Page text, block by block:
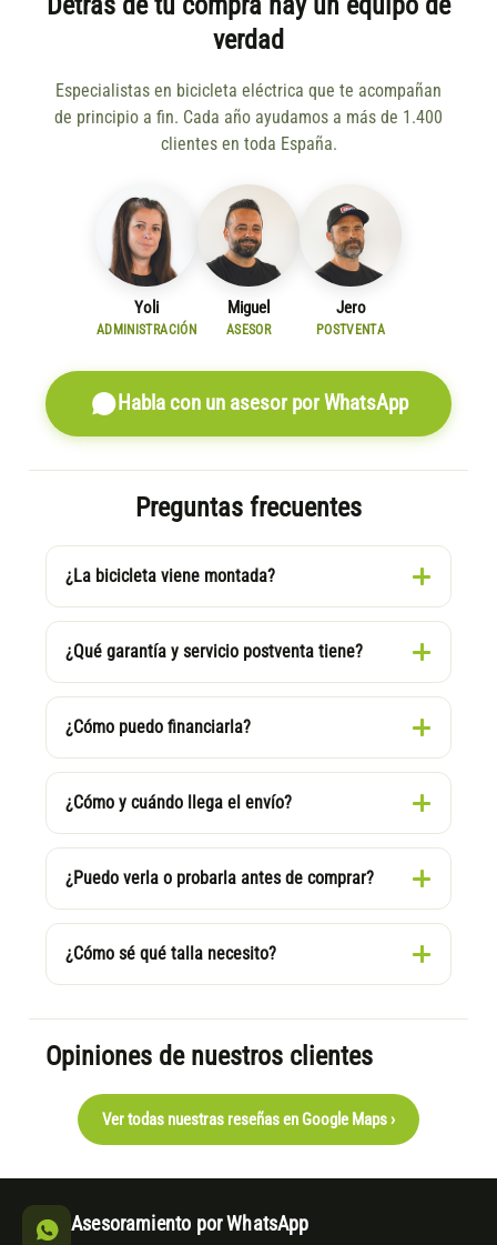
verdad
Especialistas en bicicleta eléctrica que te acompañan
de principio a fin. Cada año ayudamos a más de 1.400
clientes en toda España.
Yoli
ADMINISTRACIÓN
Miguel
ASESOR
Jero
POSTVENTA
Habla con un asesor por WhatsApp
Preguntas frecuentes
¿La bicicleta viene montada?
¿Qué garantía y servicio postventa tiene?
¿Cómo puedo financiarla?
¿Cómo y cuándo llega el envío?
¿Puedo verla o probarla antes de comprar?
¿Cómo sé qué talla necesito?
Opiniones de nuestros clientes
Ver todas nuestras reseñas en Google Maps ›
Asesoramiento por WhatsApp